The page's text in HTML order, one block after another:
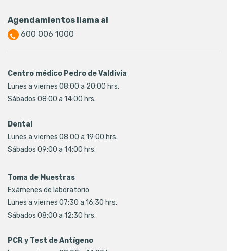
Agendamientos llama al
600 006 1000
Centro médico Pedro de Valdivia
Lunes a viernes 08:00 a 20:00 hrs.
Sábados 08:00 a 14:00 hrs.
Dental
Lunes a viernes 08:00 a 19:00 hrs.
Sábados 09:00 a 14:00 hrs.
Toma de Muestras
Exámenes de laboratorio
Lunes a viernes 07:30 a 16:30 hrs.
Sábados 08:00 a 12:30 hrs.
PCR y Test de Antígeno